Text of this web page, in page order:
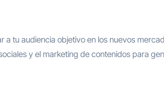
a tu audiencia objetivo en los nuevos
y el marketing de contenidos para